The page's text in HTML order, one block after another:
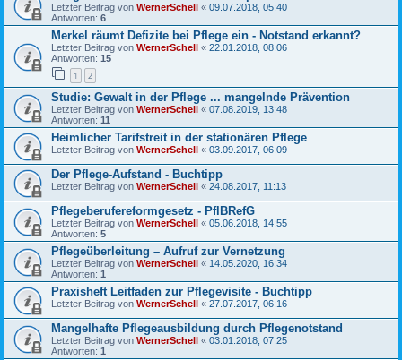
Letzter Beitrag von WernerSchell « 09.07.2018, 05:40
Antworten: 6
Merkel räumt Defizite bei Pflege ein - Notstand erkannt?
Letzter Beitrag von WernerSchell « 22.01.2018, 08:06
Antworten: 15
1 2
Studie: Gewalt in der Pflege ... mangelnde Prävention
Letzter Beitrag von WernerSchell « 07.08.2019, 13:48
Antworten: 11
Heimlicher Tarifstreit in der stationären Pflege
Letzter Beitrag von WernerSchell « 03.09.2017, 06:09
Der Pflege-Aufstand - Buchtipp
Letzter Beitrag von WernerSchell « 24.08.2017, 11:13
Pflegeberufereformgesetz - PflBRefG
Letzter Beitrag von WernerSchell « 05.06.2018, 14:55
Antworten: 5
Pflegeüberleitung – Aufruf zur Vernetzung
Letzter Beitrag von WernerSchell « 14.05.2020, 16:34
Antworten: 1
Praxisheft Leitfaden zur Pflegevisite - Buchtipp
Letzter Beitrag von WernerSchell « 27.07.2017, 06:16
Mangelhafte Pflegeausbildung durch Pflegenotstand
Letzter Beitrag von WernerSchell « 03.01.2018, 07:25
Antworten: 1